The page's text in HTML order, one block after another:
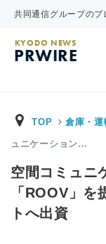
共同通信グループの
KYODO NEWS
PRWIRE
TOP 倉庫・運
ュニケーション…
空間コミュニ
「ROOV」
トへ出資